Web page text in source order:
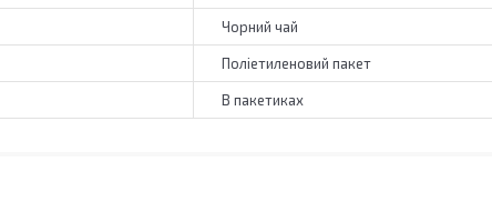
Чорний чай
Поліетиленовий пакет
В пакетиках